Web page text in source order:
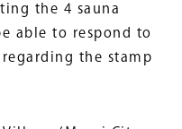
the 4 sauna
able to respond to
the stamp